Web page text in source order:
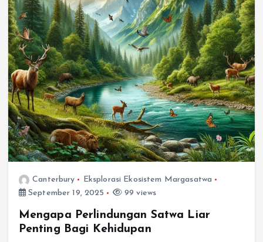
Canterbury
Eksplorasi Ekosistem Margasatwa
September 19, 2025
99 views
Mengapa Perlindungan Satwa Liar
Penting Bagi Kehidupan